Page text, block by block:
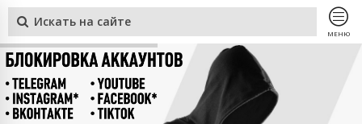
МЕНЮ